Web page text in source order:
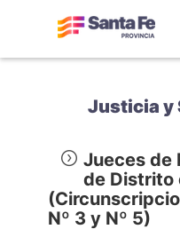
Justicia y
Jueces de
de Distrito
Nº 3 y Nº 5)